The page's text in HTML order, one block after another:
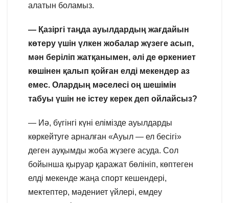
алатын боламыз.
— Қазіргі таңда ауылдардың жағдайын
көтеру үшін үлкен жобалар жүзеге асып,
мән беріліп жатқанымен, әлі де өркениет
көшінен қалып қойған елді мекендер аз
емес. Олардың мәселесі оң шешімін
табуы үшін не істеу керек деп ойлайсыз?
— Иә, бүгінгі күні елімізде ауылдарды
көркейтуге арналған «Ауыл — ел бесігі»
деген ауқымды жоба жүзеге асуда. Сол
бойынша қыруар қаражат бөлініп, көптеген
елді мекенде жаңа спорт кешендері,
мектептер, мәдениет үйлері, емдеу